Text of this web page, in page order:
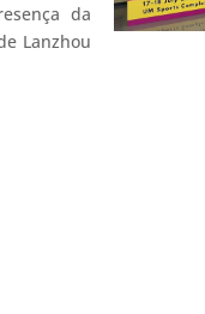
da
Lanzhou